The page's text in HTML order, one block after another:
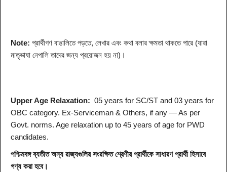
Note: প্রার্থীগণ বাঙালিতে পড়তে, লেখার এবং কথা বলার ক্ষমতা থাকতে পারে (যারা
মাতৃভাষা নেপালি তাদের জন্য প্রয়োজন হয় না)।
Upper Age Relaxation: 05 years for SC/ST and 03 years for
OBC category. Ex-Serviceman & Others, if any — As per
Govt. norms. Age relaxation up to 45 years of age for PWD
candidates.
পশ্চিমবঙ্গ ব্যতীত অন্য রাজ্যগুলির সংরক্ষিত শ্রেণীর প্রার্থীকে সাধারণ প্রার্থী হিসাবে
গণ্য করা হবে।